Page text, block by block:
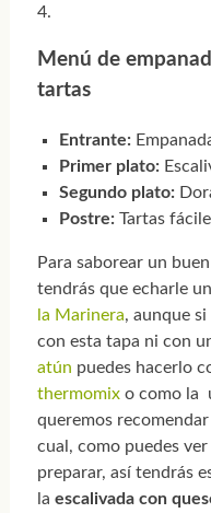
Menú de
tartas
Entrante:
Primer plato:
Segundo plato:
Postre: Tartas
Para saborear un
tendrás que echarle
la Marinera, aunque
con esta tapa ni con
atún puedes hacerlo
thermomixo como la
queremos
cual, como puedes
preparar, así tendrás
la escalivada con